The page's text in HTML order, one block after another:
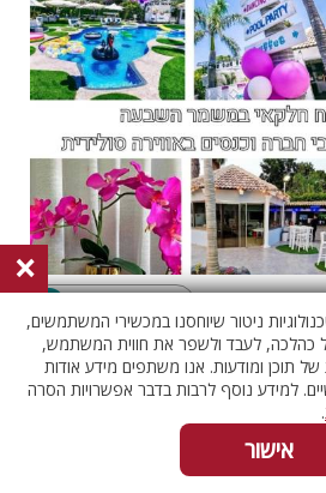
בדוק אם פנוי
×
ניטור שיוחסנו במכשירי המשתמשים,
כהלכה, לעבד ולשפר את חווית המשתמש,
תוכן ומודעות. אנו משתפים מידע אודות
למידע נוסף לרבות בדבר אפשרויות הסרה
.
אישור